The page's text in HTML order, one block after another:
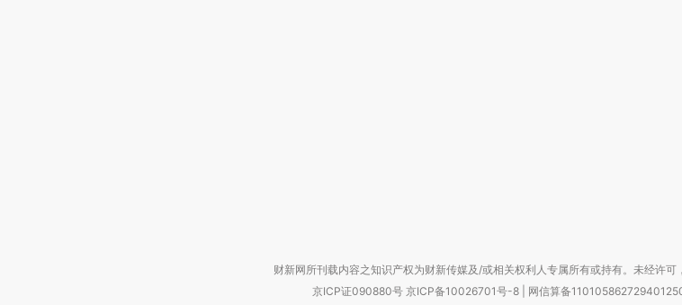
财新网所刊载内容之知识产权为财新传媒及/或相关权利人专属所有或持有。未经许可
京ICP证090880号 京ICP备10026701号-8 网信算备